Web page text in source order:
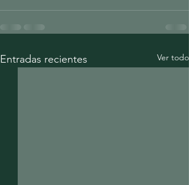
Entradas recientes Ver todo